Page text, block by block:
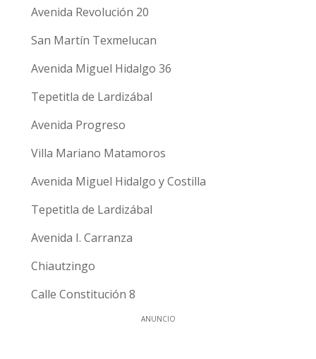
Avenida Revolución 20
San Martín Texmelucan
Avenida Miguel Hidalgo 36
Tepetitla de Lardizábal
Avenida Progreso
Villa Mariano Matamoros
Avenida Miguel Hidalgo y Costilla
Tepetitla de Lardizábal
Avenida I. Carranza
Chiautzingo
Calle Constitución 8
ANUNCIO